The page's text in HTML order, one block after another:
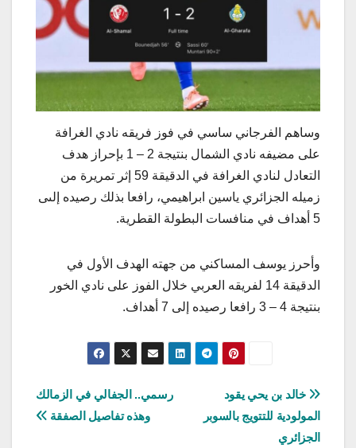
وساهم الفرجاني ساسي في فوز فريقه نادي الغرافة
على مضيفه نادي الشمال بنتيجة 2 – 1 بإحراز هدف
التعادل لنادي الغرافة في الدقيقة 59 إثر تمريرة من
زميله الجزائري ياسين ابراهيمي، رافعا بذلك رصيده إلىى
5 أهداف في منافسات البطولة القطرية.
وأحرز يوسف المساكني من جهته الهدف الأول في
الدقيقة 14 لفريقه العربي خلال الفوز على نادي الخور
بنتيجة 4 – 3 رافعا رصيده إلى 7 أهداف.
تصفّح
المقالات
رسمي.. الجفالي في الزمالك
وهذه تفاصيل الصفقة
خالد بن يحي يقود
المولودية للتتويج بالسوبر
الجزائري